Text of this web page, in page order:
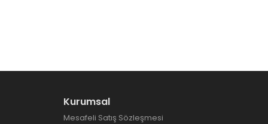
Kurumsal
Mesafeli Satış Sözleşmesi